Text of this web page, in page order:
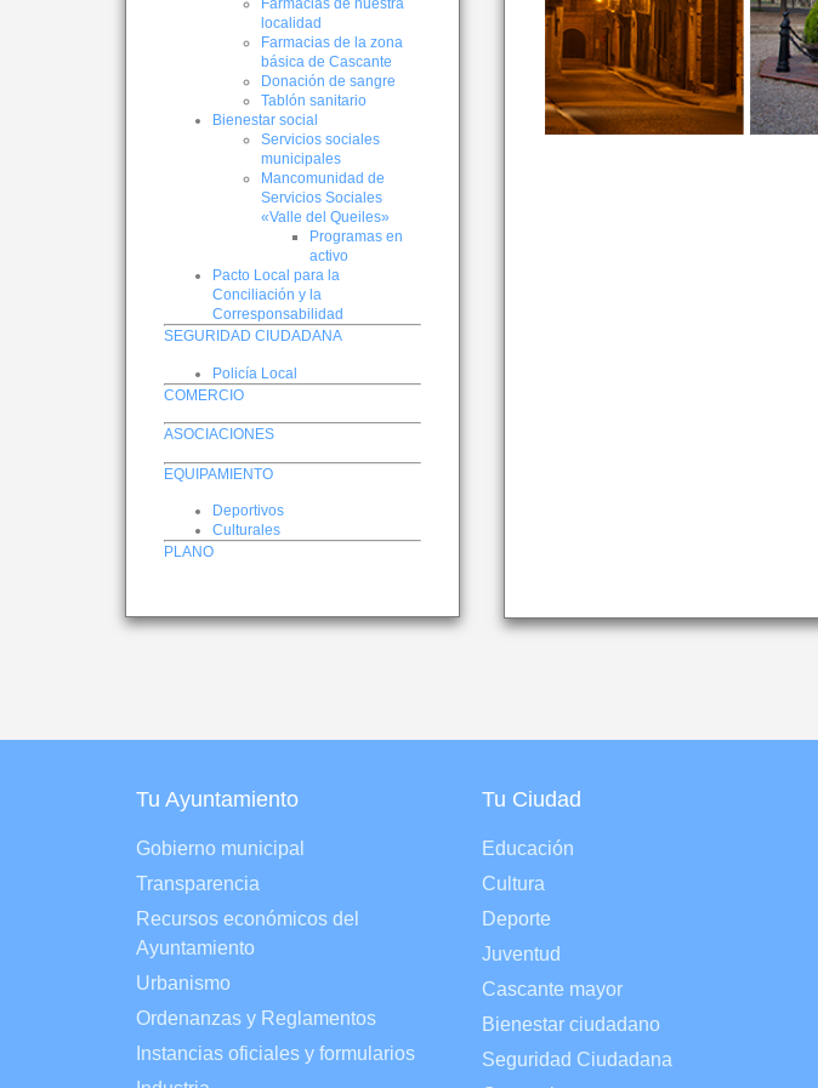
Farmacias de nuestra
localidad
Farmacias de la zona
básica de Cascante
Donación de sangre
Tablón sanitario
Bienestar social
Servicios sociales
municipales
Mancomunidad de
Servicios Sociales
«Valle del Queiles»
Programas en
activo
Pacto Local para la
Conciliación y la
Corresponsabilidad
SEGURIDAD CIUDADANA
Policía Local
COMERCIO
ASOCIACIONES
EQUIPAMIENTO
Deportivos
Culturales
PLANO
Tu Ayuntamiento
Gobierno municipal
Transparencia
Recursos económicos del
Ayuntamiento
Urbanismo
Ordenanzas y Reglamentos
Instancias oficiales y formularios
Tu Ciudad
Educación
Cultura
Deporte
Juventud
Cascante mayor
Bienestar ciudadano
Seguridad Ciudadana